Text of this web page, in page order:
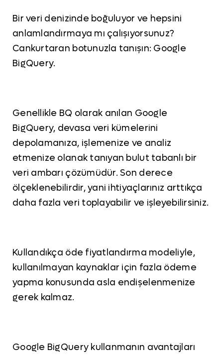
Bir veri denizinde boğuluyor ve hepsini
anlamlandırmaya mı çalışıyorsunuz?
Cankurtaran botunuzla tanışın: Google
BigQuery.
Genellikle BQ olarak anılan Google
BigQuery, devasa veri kümelerini
depolamanıza, işlemenize ve analiz
etmenize olanak tanıyan bulut tabanlı bir
veri ambarı çözümüdür. Son derece
ölçeklenebilirdir, yani ihtiyaçlarınız arttıkça
daha fazla veri toplayabilir ve işleyebilirsiniz.
Kullandıkça öde fiyatlandırma modeliyle,
kullanılmayan kaynaklar için fazla ödeme
yapma konusunda asla endişelenmenize
gerek kalmaz.
Google BigQuery kullanmanın avantajları